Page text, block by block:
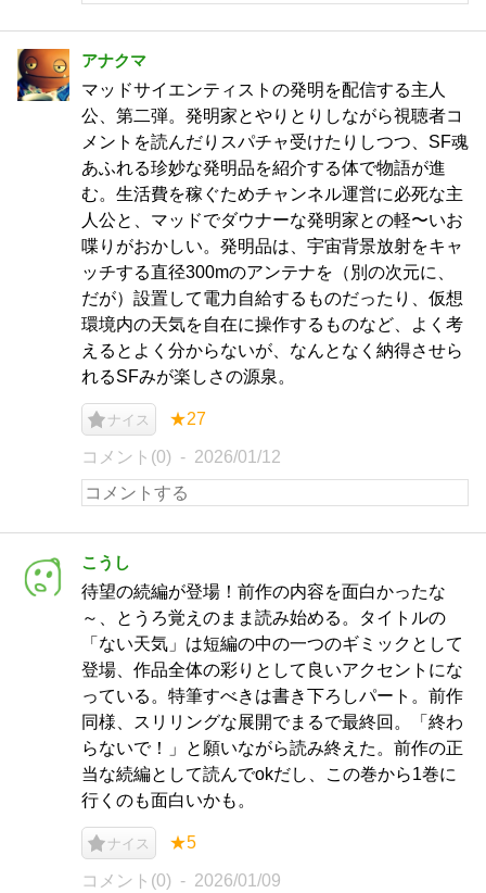
アナクマ
マッドサイエンティストの発明を配信する主人
公、第二弾。発明家とやりとりしながら視聴者コ
メントを読んだりスパチャ受けたりしつつ、SF魂
あふれる珍妙な発明品を紹介する体で物語が進
む。生活費を稼ぐためチャンネル運営に必死な主
人公と、マッドでダウナーな発明家との軽〜いお
喋りがおかしい。発明品は、宇宙背景放射をキャ
ッチする直径300mのアンテナを（別の次元に、
だが）設置して電力自給するものだったり、仮想
環境内の天気を自在に操作するものなど、よく考
えるとよく分からないが、なんとなく納得させら
れるSFみが楽しさの源泉。
ナイス ★27
コメント(0) 2026/01/12
こうし
待望の続編が登場！前作の内容を面白かったな
～、とうろ覚えのまま読み始める。タイトルの
「ない天気」は短編の中の一つのギミックとして
登場、作品全体の彩りとして良いアクセントにな
っている。特筆すべきは書き下ろしパート。前作
同様、スリリングな展開でまるで最終回。「終わ
らないで！」と願いながら読み終えた。前作の正
当な続編として読んでokだし、この巻から1巻に
行くのも面白いかも。
ナイス ★5
コメント(0) 2026/01/09